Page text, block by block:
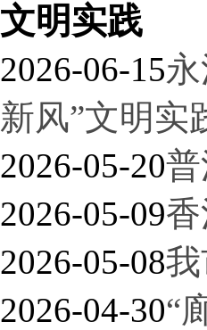
文明实践
2026-06-15
新风”文明实
2026-05-20
2026-05-09
2026-05-08
2026-04-30“